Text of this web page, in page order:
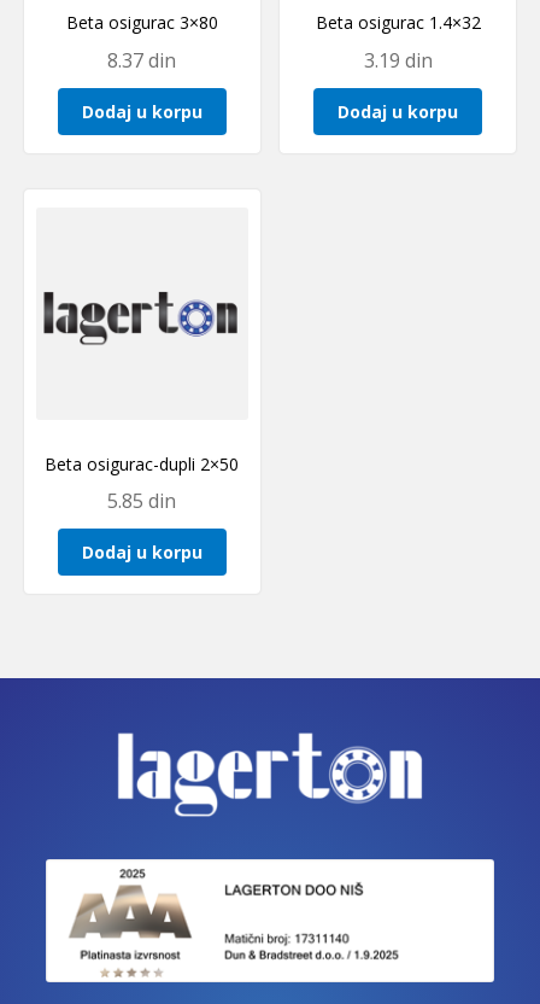
Beta osigurac 3×80
8.37din
Dodaj u korpu
Beta osigurac 1.4×32
3.19 din
Dodaj u korpu
Beta osigurac-dupli 2×50
5.85din
Dodaj u korpu